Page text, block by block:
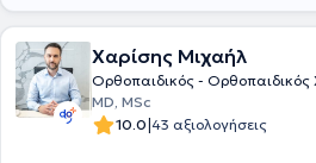
Χαρίσης Μιχαήλ
Ορθοπαιδικός - Ορθοπαιδικός
MD, MSc
10.0|43 αξιολογήσεις